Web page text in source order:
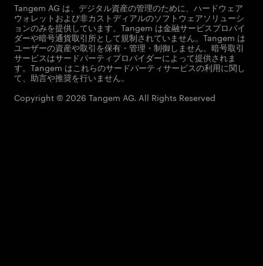
Tangem AG は、デジタル資産の管理のために、ハードウェア
ウォレットおよび非カストディアルのソフトウェアソリューシ
ョンのみを提供しています。Tangem は金融サービスプロバイ
ダーや暗号通貨取引所として規制されていません。Tangem は
ユーザーの資産や取引を保有・管理・制御しません。暗号取引
サービスはサードパーティプロバイダーによって提供されま
す。Tangem はこれらのサードパーティサービスの利用に関し
て、助言や推奨を行いません。